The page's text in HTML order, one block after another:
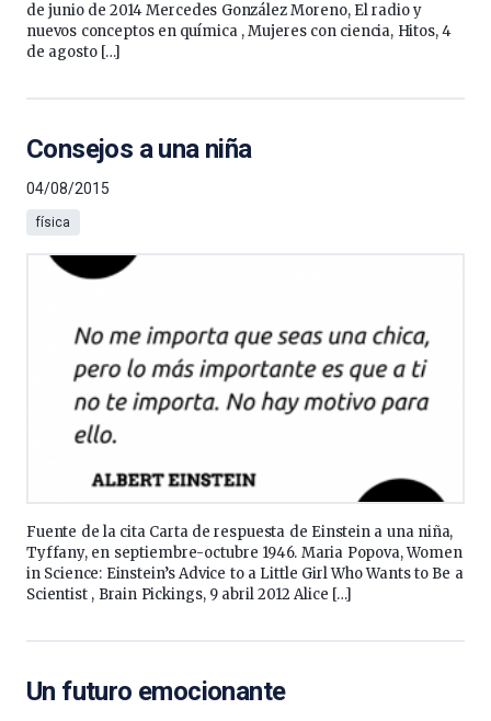
de junio de 2014 Mercedes González Moreno, El radio y
nuevos conceptos en química , Mujeres con ciencia, Hitos, 4
de agosto […]
Consejos a una niña
04/08/2015
física
Fuente de la cita Carta de respuesta de Einstein a una niña,
Tyffany, en sept­iembre-octubre 1946. Maria Popova, Women
in Science: Einstein’s Advice to a Little Girl Who Wants to Be a
Scientist , Brain Pickings, 9 abril 2012 Alice […]
Un futuro emocionante